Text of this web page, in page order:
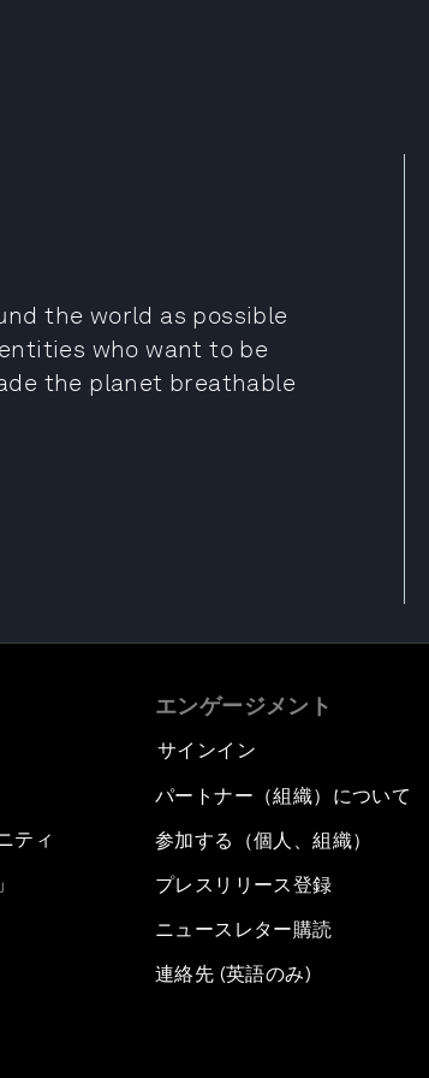
the world as possible
who want to be
the planet breathable
ティ
エンゲージメント
サインイン
パートナー（組織）について
参加する（個人、組織）
プレスリリース登録
ニュースレター購読
連絡先 (英語のみ)